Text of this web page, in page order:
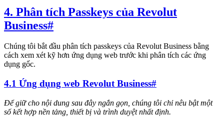
4. Phân tích Passkeys của Revolut
Business#
Chúng tôi bắt đầu phân tích passkeys của Revolut Business bằng
cách xem xét kỹ hơn ứng dụng web trước khi phân tích các ứng
dụng gốc.
4.1 Ứng dụng web Revolut Business#
Để giữ cho nội dung sau đây ngắn gọn, chúng tôi chỉ nêu bật một
số kết hợp nền tảng, thiết bị và trình duyệt nhất định.